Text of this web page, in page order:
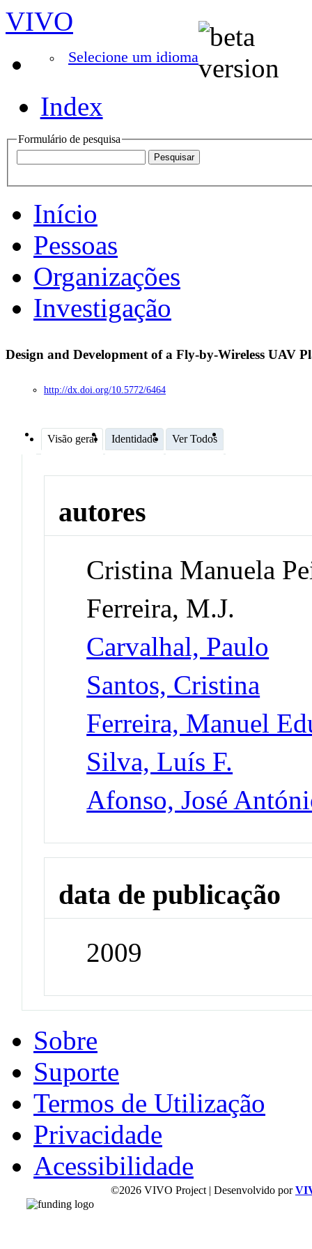
VIVO
Selecione um idioma
Index
Formulário de pesquisa
Início
Pessoas
Organizações
Investigação
Design and Development of a Fly-by-Wireless UAV
http://dx.doi.org/10.5772/6464
Visão geral Identidade Ver Todos
autores
Cristina Manuela
Ferreira, M.J.
Carvalhal, Paulo
Santos, Cristina
Ferreira, Manuel
Silva, Luís F.
Afonso, José
data de publicação
2009
Sobre
Suporte
Termos de Utilização
Privacidade
Acessibilidade
©2026 VIVO Project | Desenvolvido por